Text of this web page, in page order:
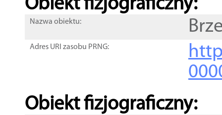
Obiekt fizjograficzny:
Nazwa obiektu:
Adres URI zasobu PRNG:
Obiekt fizjograficzny: